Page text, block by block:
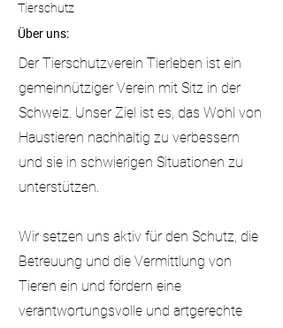
Tierschutz
Über uns:
Der Tierschutzverein Tierleben ist ein
gemeinnütziger Verein mit Sitz in der
Schweiz. Unser Ziel ist es, das Wohl von
Haustieren nachhaltig zu verbessern
und sie in schwierigen Situationen zu
unterstützen.
Wir setzen uns aktiv für den Schutz, die
Betreuung und die Vermittlung von
Tieren ein und fördern eine
verantwortungsvolle und artgerechte